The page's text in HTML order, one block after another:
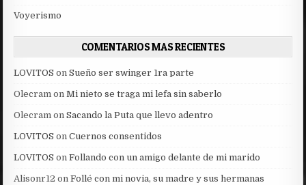
Voyerismo
COMENTARIOS MAS RECIENTES
LOVITOS onSueño ser swinger 1ra parte
Olecram onMi nieto se traga mi lefa sin saberlo
Olecram onSacando la Puta que llevo adentro
LOVITOS onCuernos consentidos
LOVITOS onFollando con un amigo delante de mi marido
Alisonr12 onFollé con mi novia, su madre y sus hermanas